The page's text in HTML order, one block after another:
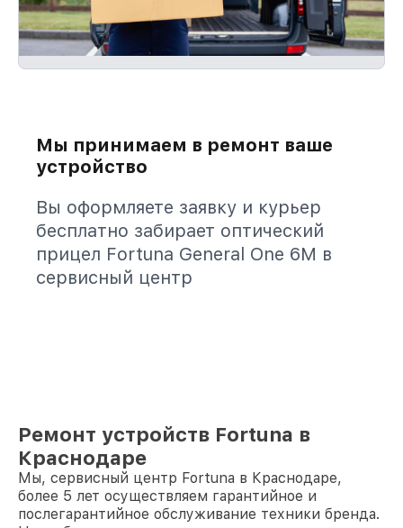
Мы принимаем в ремонт ваше
устройство
Вы оформляете заявку и курьер
бесплатно забирает оптический
прицел Fortuna General One 6M в
сервисный центр
Ремонт устройств Fortuna в
Краснодаре
Мы, сервисный центр Fortuna в Краснодаре,
более 5 лет осуществляем гарантийное и
послегарантийное обслуживание техники бренда.